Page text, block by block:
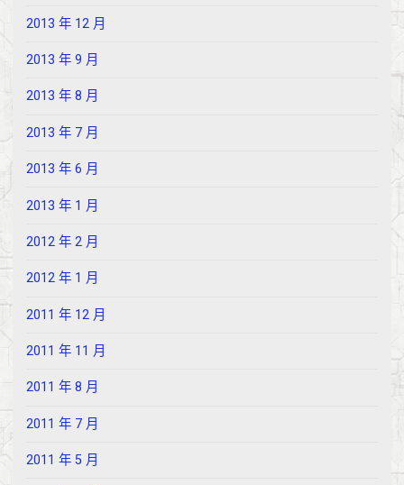
2013 年 12 月
2013 年 9 月
2013 年 8 月
2013 年 7 月
2013 年 6 月
2013 年 1 月
2012 年 2 月
2012 年 1 月
2011 年 12 月
2011 年 11 月
2011 年 8 月
2011 年 7 月
2011 年 5 月